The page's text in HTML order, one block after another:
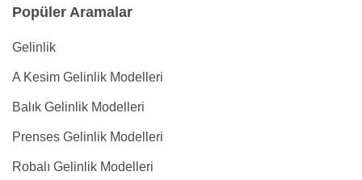
Popüler Aramalar
Gelinlik
A Kesim Gelinlik Modelleri
Balık Gelinlik Modelleri
Prenses Gelinlik Modelleri
Robalı Gelinlik Modelleri